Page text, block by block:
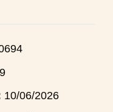
10/06/2026